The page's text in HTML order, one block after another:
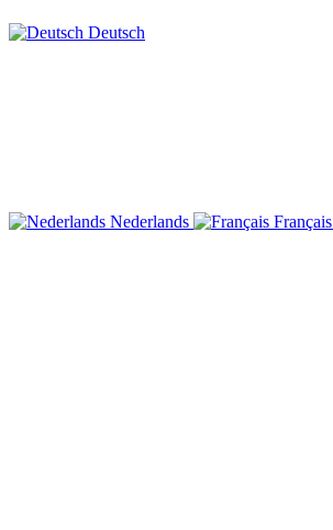
Deutsch
Nederlands Français